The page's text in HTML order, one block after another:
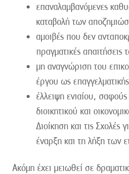
επαναλαμβανόμενες
καταβολή των
αμοιβές που δεν
πραγματικές απαιτήσεις
μη αναγνώριση του
έργου ως
έλλειψη ενιαίου,
διοικητικού και
Διοίκηση και τις Σχολές
έναρξη και τη λήξη των
Ακόμη έχει μειωθεί σε